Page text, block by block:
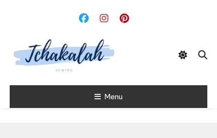
Tchakalah Menu